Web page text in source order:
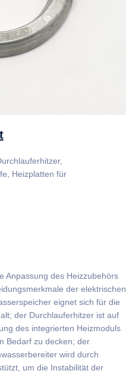
Heizplatten für
Anpassung des Heizzubehörs
der elektrischen
eignet sich für die
der Durchlauferhitzer ist auf
des integrierten Heizmoduls
Bedarf zu decken; der
wird durch
um die Instabilität der